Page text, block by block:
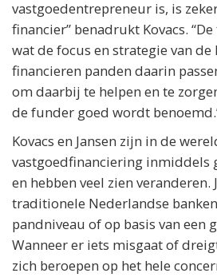
vastgoedentrepreneur is, is
financier” benadrukt Kovacs.
wat de focus en strategie van de
financieren panden daarin
om daarbij te helpen en te
de funder goed wordt
Kovacs en Jansen zijn in de
vastgoedfinanciering inmiddels
en hebben veel zien veranderen.
traditionele Nederlandse
pandniveau of op basis van een
Wanneer er iets misgaat of
zich beroepen op het hele